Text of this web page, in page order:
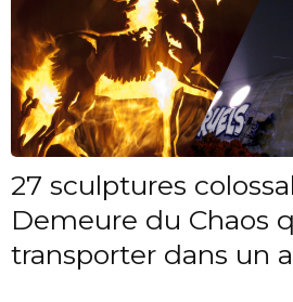
27 sculptures
Demeure du Chaos
transporter dans un